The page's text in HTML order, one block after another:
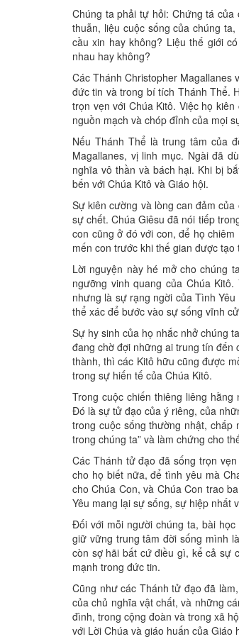
Chúng ta phải tự hỏi: Chứng tá
thuẫn, liệu cuộc sống của chúng
cầu xin hay không? Liệu thế giới
nhau hay không?
Các Thánh Christopher Magallanes
đức tin và trong bí tích Thánh Thể.
trọn vẹn với Chúa Kitô. Việc họ
nguồn mạch và chóp đỉnh của mọi
Nếu Thánh Thể là trung tâm của
Magallanes, vị linh mục. Ngài đã
nghĩa vô thần và bách hại. Khi bị
bến với Chúa Kitô và Giáo hội.
Sự kiên cường và lòng can đảm
sự chết. Chúa Giêsu đã nói tiếp
con cũng ở đó với con, để họ
mến con trước khi thế gian được tạo
Lời nguyện này hé mở cho chúng
ngưỡng vinh quang của Chúa
nhưng là sự rạng ngời của Tình
thể xác để bước vào sự sống vĩnh
Sự hy sinh của họ nhắc nhở chúng
đang chờ đợi những ai trung tín đến
thành, thì các Kitô hữu cũng được
trong sự hiến tế của Chúa Kitô.
Trong cuộc chiến thiêng liêng
Đó là sự tử đạo của ý riêng, của
trong cuộc sống thường nhật,
trong chúng ta” và làm chứng cho
Các Thánh tử đạo đã sống trọn
cho họ biết nữa, để tình yêu mà
cho Chúa Con, và Chúa Con trao
Yêu mang lại sự sống, sự hiệp nhất
Đối với mỗi người chúng ta, bài
giữ vững trung tâm đời sống mình
còn sợ hãi bất cứ điều gì, kể cả sự
mạnh trong đức tin.
Cũng như các Thánh tử đạo đã
của chủ nghĩa vật chất, và những
đình, trong cộng đoàn và trong xã
với Lời Chúa và giáo huấn của Giáo